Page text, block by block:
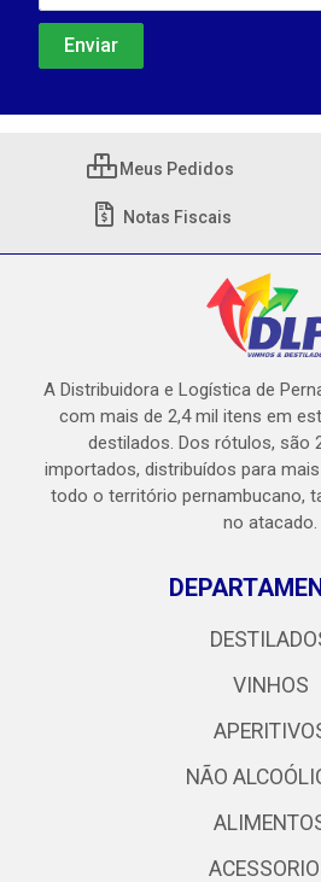
Meus Pedidos
Notas Fiscais
A Distribuidora e Logística de
com mais de 2,4 mil itens em
destilados. Dos rótulos, são
importados, distribuídos para
todo o território pernambucano,
no atacado.
VINHOS
NÃO